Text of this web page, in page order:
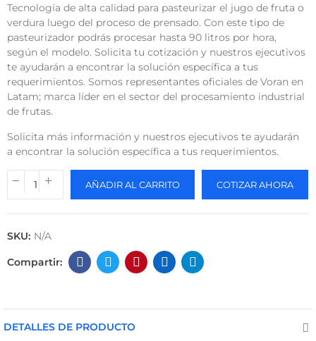
Tecnología de alta calidad para pasteurizar el jugo de fruta o
verdura luego del proceso de prensado. Con este tipo de
pasteurizador podrás procesar hasta 90 litros por hora,
según el modelo. Solicita tu cotización y nuestros ejecutivos
te ayudarán a encontrar la solución específica a tus
requerimientos. Somos representantes oficiales de Voran en
Latam; marca líder en el sector del procesamiento industrial
de frutas.
Solicita más información y nuestros ejecutivos te ayudarán
a encontrar la solución específica a tus requerimientos.
AÑADIR AL CARRITO COTIZAR AHORA
SKU: N/A
DETALLES DE PRODUCTO